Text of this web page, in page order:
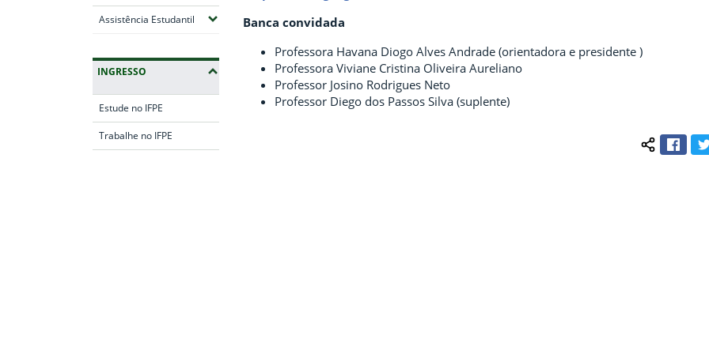
Assistência Estudantil (Expandir submenus)
INGRESSO
Estude no IFPE
Trabalhe no IFPE
Banca convidada
Professora Havana Diogo Alves Andrade (orientadora e presidente )
Professora Viviane Cristina Oliveira Aureliano
Professor Josino Rodrigues Neto
Professor Diego dos Passos Silva (suplente)